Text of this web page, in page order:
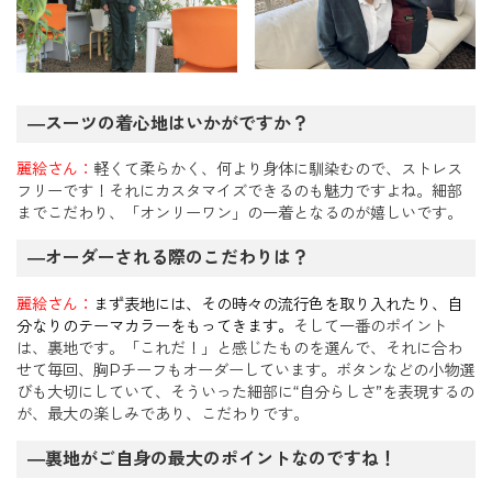
―スーツの着心地はいかがですか？
麗絵さん： 軽くて柔らかく、何より身体に馴染むので、ストレス
フリーです！それにカスタマイズできるのも魅力ですよね。細部
までこだわり、「オンリーワン」の一着となるのが嬉しいです。
―オーダーされる際のこだわりは？
麗絵さん： まず表地には、その時々の流行色を取り入れたり、自
分なりのテーマカラーをもってきます。
そして一番のポイント
は、裏地です。「これだ！」と感じたものを選んで、それに合わ
せて毎回、胸Pチーフもオーダーしています。ボタンなどの小物選
びも大切にしていて、そういった細部に“自分らしさ”を表現するの
が、最大の楽しみであり、こだわりです。
―裏地がご自身の最大のポイントなのですね！